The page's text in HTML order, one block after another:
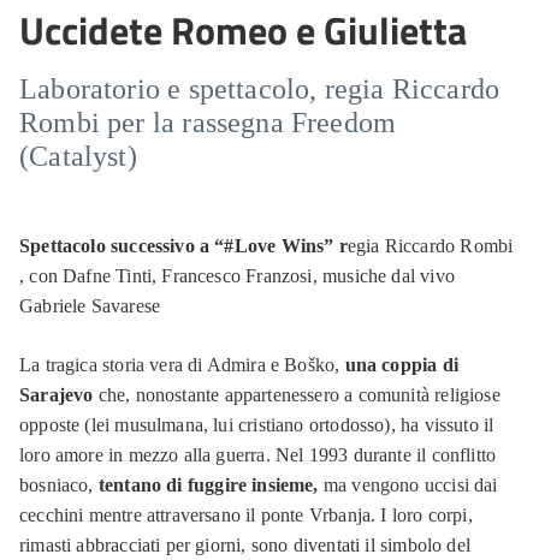
Uccidete Romeo e Giulietta
Laboratorio e spettacolo, regia Riccardo
Rombi per la rassegna Freedom
(Catalyst)
Spettacolo successivo a “#Love Wins” regia Riccardo Rombi
, con Dafne Tinti, Francesco Franzosi, musiche dal vivo
Gabriele Savarese
La tragica storia vera di Admira e Boško, una coppia di
Sarajevo che, nonostante appartenessero a comunità religiose
opposte (lei musulmana, lui cristiano ortodosso), ha vissuto il
loro amore in mezzo alla guerra. Nel 1993 durante il conflitto
bosniaco, tentano di fuggire insieme, ma vengono uccisi dai
cecchini mentre attraversano il ponte Vrbanja. I loro corpi,
rimasti abbracciati per giorni, sono diventati il simbolo del